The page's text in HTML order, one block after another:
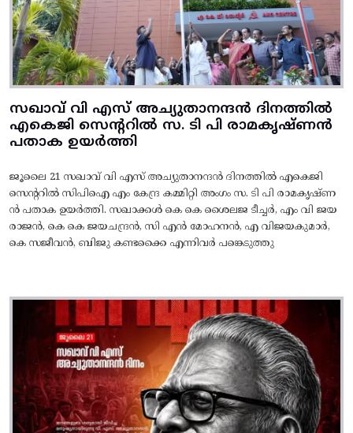
സഖാവ് വി എസ് അച്യുതാനന്ദൻ ദിനത്തിൽ
എകെജി സെന്ററിൽ സ. ടി പി രാമകൃഷ്‌ണൻ
പതാക ഉയർത്തി
ജൂലൈ 21 സഖാവ് വി എസ് അച്യുതാനന്ദൻ ദിനത്തിൽ എകെജി
സെന്ററിൽ സിപിഐ എം കേന്ദ്ര കമ്മിറ്റി അംഗം സ. ടി പി രാമകൃഷ്‌ണ
ൻ പതാക ഉയർത്തി. സഖാക്കൾ കെ കെ ശൈലജ ടീച്ചർ, എം വി ജയ
രാജൻ, കെ കെ ജയചന്ദ്രൻ, സി എൻ മോഹനൻ, എ വിജയകുമാർ,
കെ സജീവൻ, ബിജു കണ്ടക്കൈ എന്നിവർ പങ്കെടുത്തു